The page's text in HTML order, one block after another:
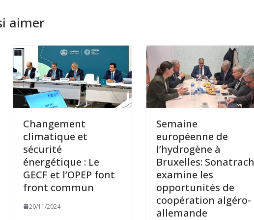
aimer
Changement
climatique et
sécurité
énergétique : Le
GECF et l’OPEP font
front commun
20/11/2024
Semaine
européenne de
l’hydrogène à
Bruxelles: Sonatrach
examine les
opportunités de
coopération algéro-
allemande